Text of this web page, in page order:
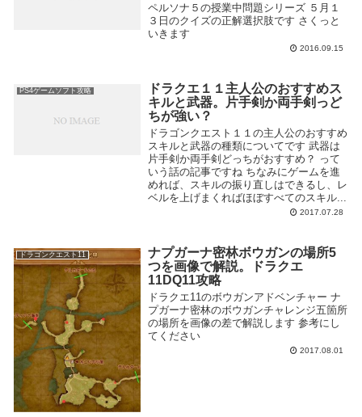
ペルソナ５の授業中問題シリーズ ５月１
３日のクイズの正解選択肢です さくっと
いきます
2016.09.15
PS4ゲームソフト攻略
ドラクエ１１主人公のおすすめス
キルと武器。片手剣か両手剣っど
ちが強い？
ドラゴンクエスト１１の主人公のおすすめ
スキルと武器の種類についてです 武器は
片手剣か両手剣どっちがおすすめ？ って
いう話の記事ですね ちなみにゲームを進
めれば、スキルの振り直しはできるし、レ
ベルを上げまくればほぼすべてのスキル...
2017.07.28
ドラゴンクエスト11
ナプガーナ密林ボウガンの場所5
つを画像で解説。ドラクエ
11DQ11攻略
ドラクエ11のボウガンアドベンチャー ナ
プガーナ密林のボウガンチャレンジ五箇所
の場所を画像の差で解説します 参考にし
てください
2017.08.01